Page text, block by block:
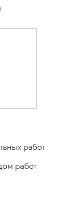
работ
работ